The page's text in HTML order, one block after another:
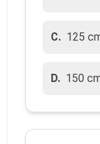
C. 125
D. 150